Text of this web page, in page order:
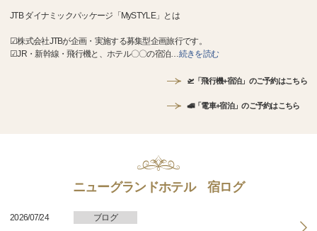
JTB ダイナミックパッケージ「MySTYLE」とは
☑株式会社JTBが企画・実施する募集型企画旅行です。
☑JR・新幹線・飛行機と、ホテル〇〇の宿泊…続きを読む
🛫「飛行機+宿泊」のご予約はこちら
🚅「電車+宿泊」のご予約はこちら
ニューグランドホテル 宿ログ
2026/07/24 ブログ